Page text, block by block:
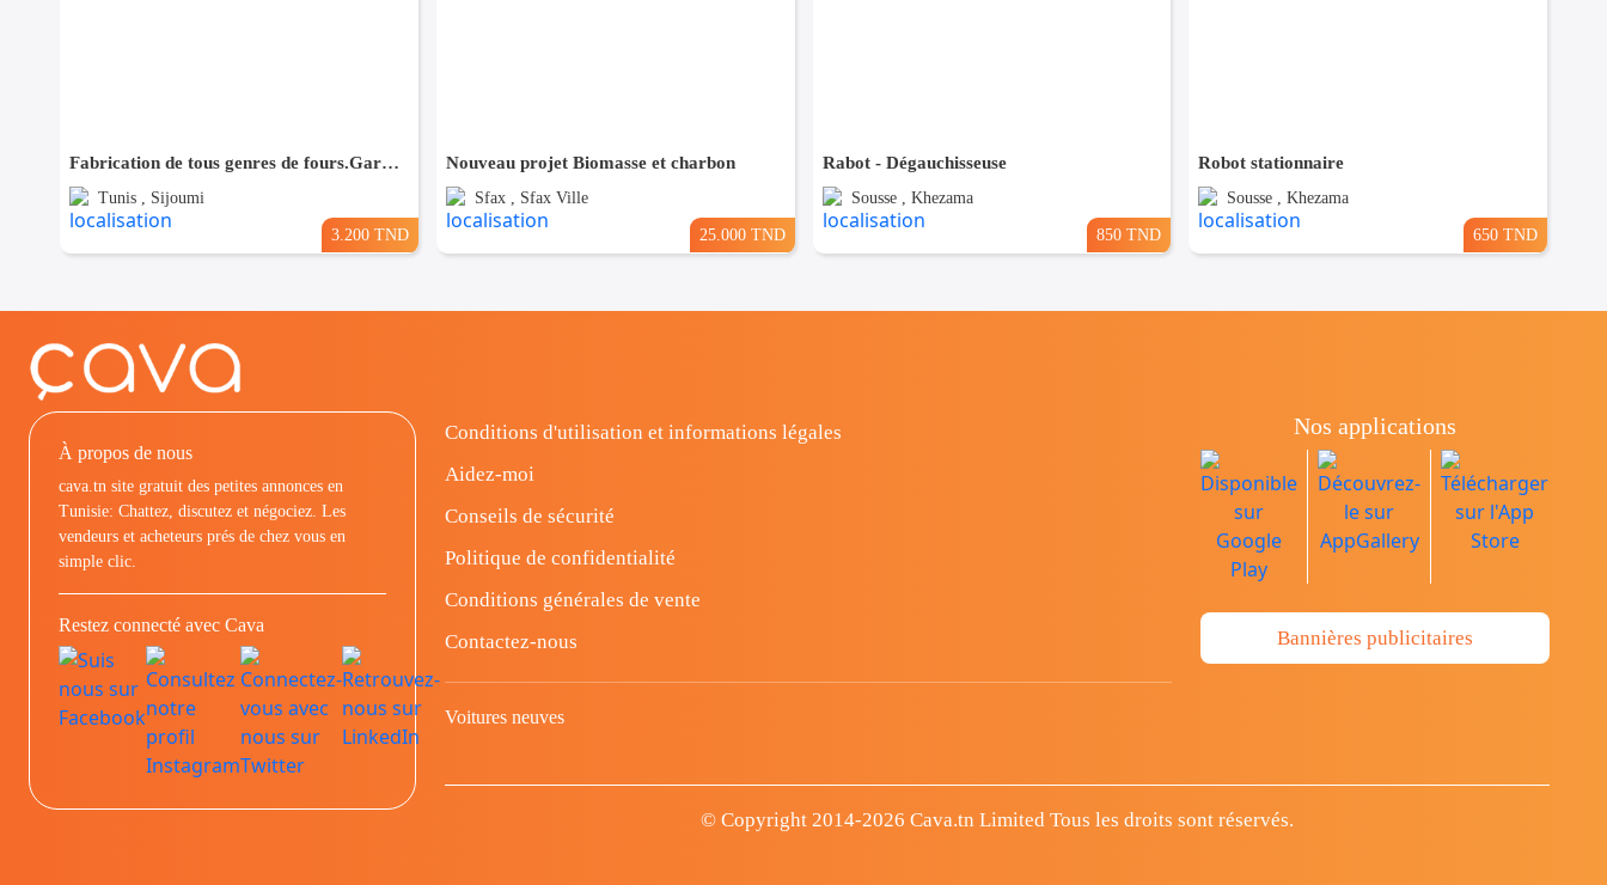
Fabrication de tous genres de fours.Garantie 5 ans
Tunis , Sijoumi
3.200 TND
Nouveau projet Biomasse et charbon
Sfax , Sfax Ville
25.000 TND
Rabot - Dégauchisseuse
Sousse , Khezama
850 TND
Robot stationnaire
Sousse , Khezama
650 TND
À propos de nous
cava.tn site gratuit des petites annonces en
Tunisie: Chattez, discutez et négociez. Les
vendeurs et acheteurs prés de chez vous en
simple clic.
Restez connecté avec Cava
Conditions d'utilisation et informations légales
Aidez-moi
Conseils de sécurité
Politique de confidentialité
Conditions générales de vente
Contactez-nous
Voitures neuves
Nos applications
Bannières publicitaires
© Copyright 2014-2026 Cava.tn Limited Tous les droits sont réservés.